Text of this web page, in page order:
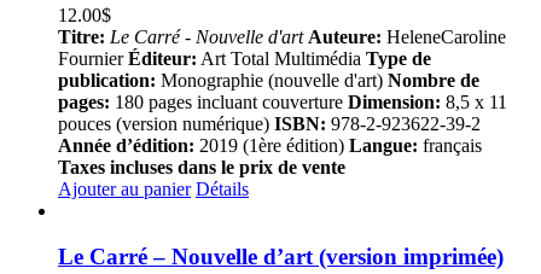
12.00$
Titre: Le Carré - Nouvelle d'art Auteure: HeleneCaroline
FournierÉditeur: Art Total Multimédia Type de
publication: Monographie (nouvelle d'art) Nombre de
pages: 180 pages incluant couverture Dimension: 8,5 x 11
pouces (version numérique) ISBN: 978-2-923622-39-2
Année d’édition: 2019 (1ère édition) Langue: français
Taxes incluses dans le prix de vente
Ajouter au panier Détails
Le Carré – Nouvelle d’art (version imprimée)